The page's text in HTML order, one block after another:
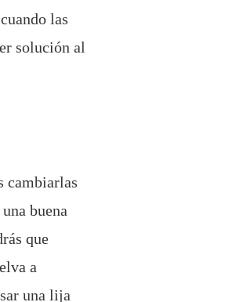
las
solución al
cambiarlas
buena
que
a
una lija